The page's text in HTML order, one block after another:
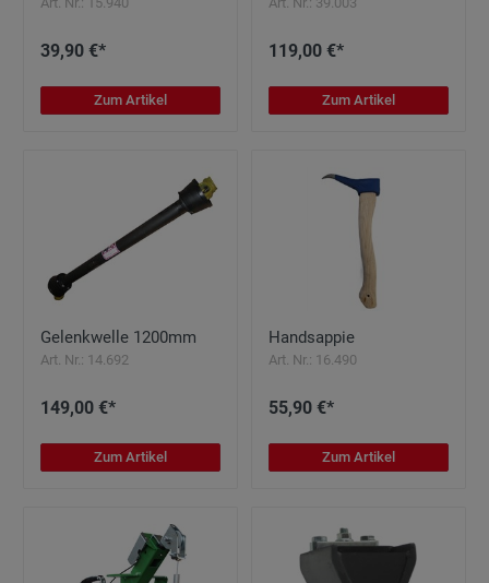
39,90 €*
Zum Artikel
119,00 €*
Zum Artikel
Gelenkwelle 1200mm
Art. Nr.: 14.692
149,00 €*
Zum Artikel
Handsappie
Art. Nr.: 16.490
55,90 €*
Zum Artikel